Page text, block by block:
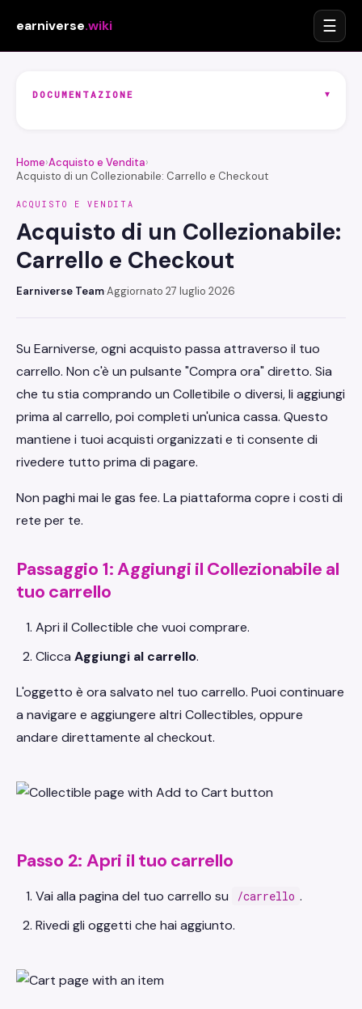
earniverse.wiki ☰
DOCUMENTAZIONE ▾
Home›Acquisto e Vendita›
Acquisto di un Collezionabile: Carrello e Checkout
ACQUISTO E VENDITA
Acquisto di un Collezionabile:
Carrello e Checkout
Earniverse Team·Aggiornato 27 luglio 2026
Su Earniverse, ogni acquisto passa attraverso il tuo
carrello. Non c'è un pulsante "Compra ora" diretto. Sia
che tu stia comprando un Colletibile o diversi, li aggiungi
prima al carrello, poi completi un'unica cassa. Questo
mantiene i tuoi acquisti organizzati e ti consente di
rivedere tutto prima di pagare.
Non paghi mai le gas fee. La piattaforma copre i costi di
rete per te.
Passaggio 1: Aggiungi il Collezionabile al
tuo carrello
Apri il Collectible che vuoi comprare.
Clicca Aggiungi al carrello.
L'oggetto è ora salvato nel tuo carrello. Puoi continuare
a navigare e aggiungere altri Collectibles, oppure
andare direttamente al checkout.
Passo 2: Apri il tuo carrello
Vai alla pagina del tuo carrello su /carrello .
Rivedi gli oggetti che hai aggiunto.